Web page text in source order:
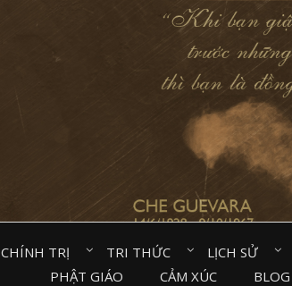
CHÍNH TRỊ⠀ TRI THỨC⠀ LỊCH SỬ⠀
PHẬT GIÁO⠀
CẢM XÚC⠀ BLOG⠀